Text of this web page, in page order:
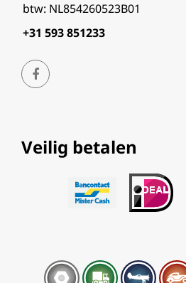
btw: NL854260523B01
+31 593 851233
Veilig betalen